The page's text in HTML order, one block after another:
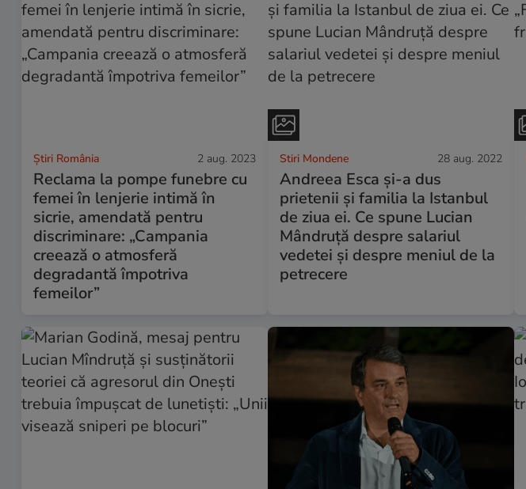
Știri România 2 aug. 2023
Reclama la pompe funebre cu
femei în lenjerie intimă în
sicrie, amendată pentru
discriminare: „Campania
creează o atmosferă
degradantă împotriva
femeilor”
Stiri Mondene 28 aug. 2022
Andreea Esca și-a dus
prietenii și familia la Istanbul
de ziua ei. Ce spune Lucian
Mândruță despre salariul
vedetei și despre meniul de la
petrecere